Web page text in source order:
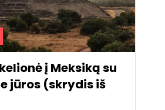
į Meksiką su
jūros (skrydis iš